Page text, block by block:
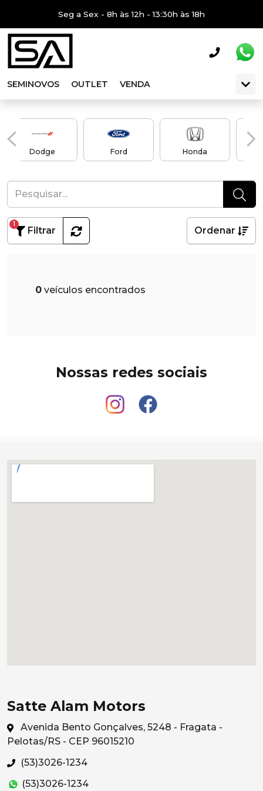
Seg a Sex - 8h às 12h - 13:30h às 18h
SEMINOVOS OUTLET VENDA
Dodge Ford Honda
Filtrar
1
Ordenar
0 veículos encontrados
Nossas redes sociais
Satte Alam Motors
Avenida Bento Gonçalves, 5248 - Fragata -
Pelotas/RS - CEP 96015210
(53)3026-1234
(53)3026-1234